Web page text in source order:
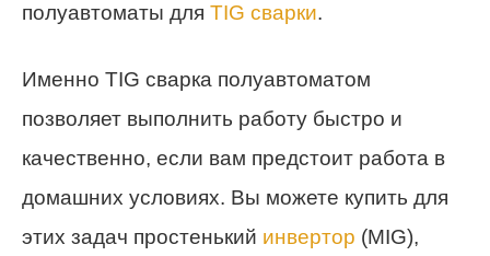
полуавтоматы для TIG сварки.
Именно TIG сварка полуавтоматом
позволяет выполнить работу быстро и
качественно, если вам предстоит работа в
домашних условиях. Вы можете купить для
этих задач простенький инвертор (MIG),